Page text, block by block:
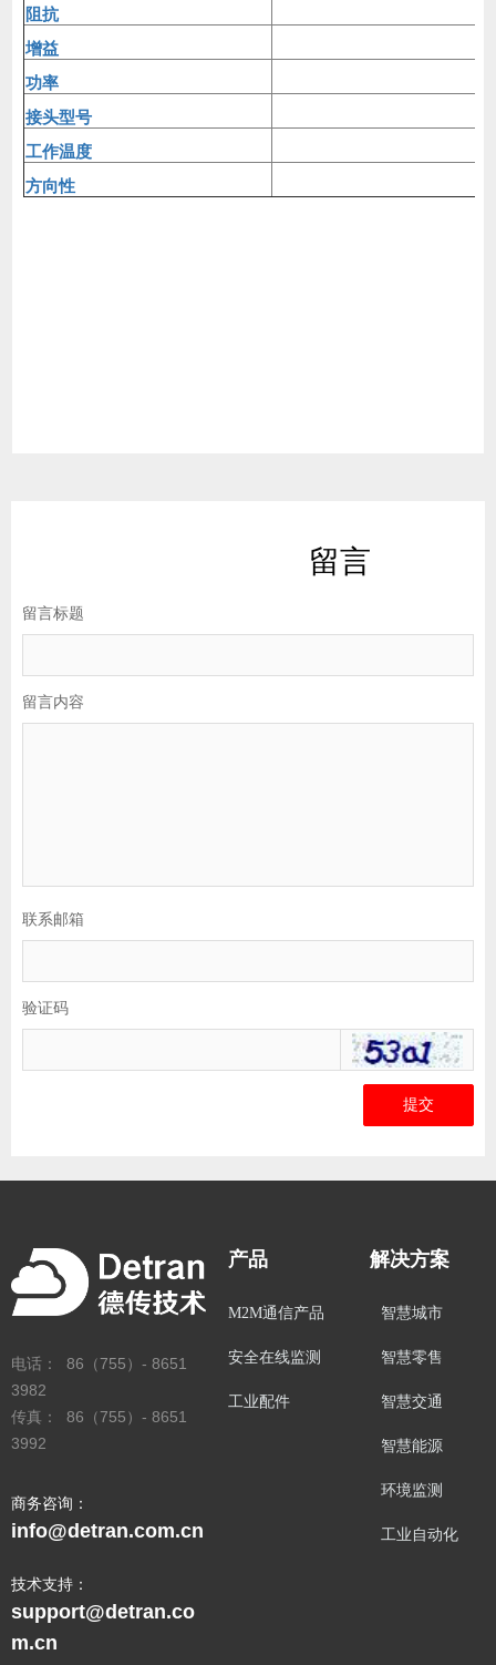
阻抗
增益
功率
接头型号
工作温度
方向性
留言
留言标题
留言内容
联系邮箱
验证码
提交
电话： 86（755）- 8651
3982
传真： 86（755）- 8651
3992
商务咨询：
info@detran.com.cn
技术支持：
support@detran.co
m.cn
产品
M2M通信产品
安全在线监测
工业配件
智慧城市
智慧零售
智慧交通
智慧能源
环境监测
工业自动化
解决方案